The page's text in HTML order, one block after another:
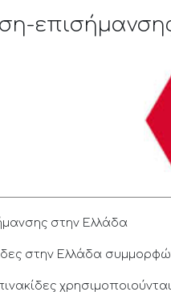
στην Ελλάδα
στην Ελλάδα